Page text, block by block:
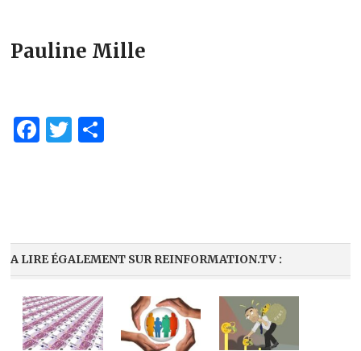
Pauline Mille
Facebook
Twitter
A LIRE ÉGALEMENT SUR REINFORMATION.TV :